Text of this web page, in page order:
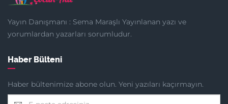
Yayın Danışmanı : Sema Maraşlı Yayınlanan yazı ve
yorumlardan yazarları sorumludur.
Haber Bülteni
Haber bültenimize abone olun. Yeni yazıları kaçırmayın.